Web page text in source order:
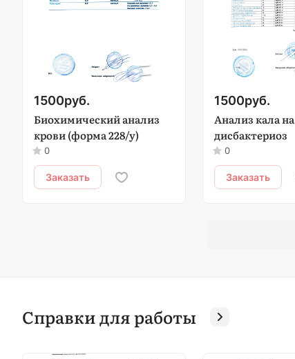
1500руб.
Биохимический анализ
крови (форма 228/у)
0
Заказать
1500руб.
Анализ кала на
дисбактериоз
0
Заказать
Справки для работы